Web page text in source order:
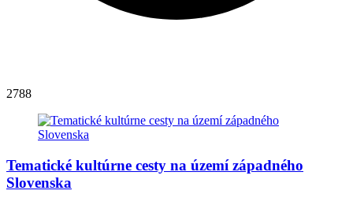
2788
Tematické kultúrne cesty na území západného
Slovenska